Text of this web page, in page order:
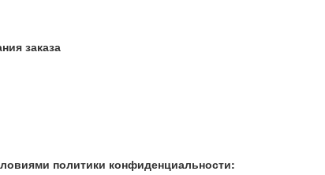
заказа
политики конфиденциальности: